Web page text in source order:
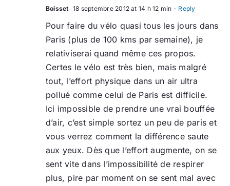
Boisset 18 septembre 2012 at 14 h 12 min - Reply
Pour faire du vélo quasi tous les jours dans
Paris (plus de 100 kms par semaine), je
relativiserai quand même ces propos.
Certes le vélo est très bien, mais malgré
tout, l’effort physique dans un air ultra
pollué comme celui de Paris est difficile.
Ici impossible de prendre une vrai bouffée
d’air, c’est simple sortez un peu de paris et
vous verrez comment la différence saute
aux yeux. Dès que l’effort augmente, on se
sent vite dans l’impossibilité de respirer
plus, pire par moment on se sent mal avec